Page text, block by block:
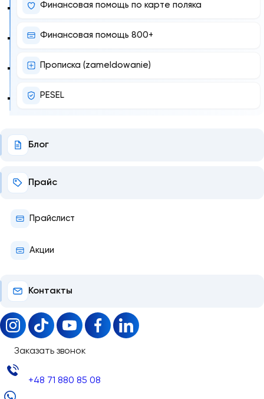
Финансовая помощь по карте поляка
Финансовая помощь 800+
Прописка (zameldowanie)
PESEL
Блог
Прайс
Прайслист
Акции
Контакты
Заказать звонок
+48 71 880 85 08